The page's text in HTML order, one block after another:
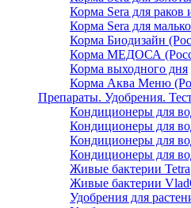
Корма Sera для раков
Корма Sera для
Корма Биодизайн
Корма МЕДОСА
Корма выходного дня
Корма Аква Меню
Препараты. Удобрения.
Кондиционеры для
Кондиционеры для
Кондиционеры для
Кондиционеры для
Живые бактерии Tetra
Живые бактерии
Удобрения для